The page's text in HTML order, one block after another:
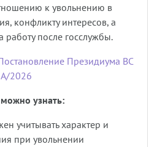
к увольнению в
конфликту интересов, а
работу после госслужбы.
Президиума ВС
2026
узнать:
учитывать характер и
при увольнении